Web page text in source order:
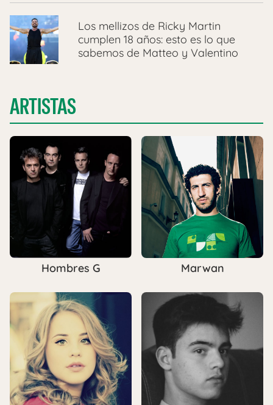
Los mellizos de Ricky Martin
cumplen 18 años: esto es lo que
sabemos de Matteo y Valentino
ARTISTAS
Hombres G Marwan